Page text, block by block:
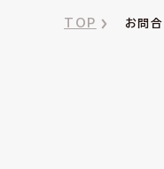
TOP お問